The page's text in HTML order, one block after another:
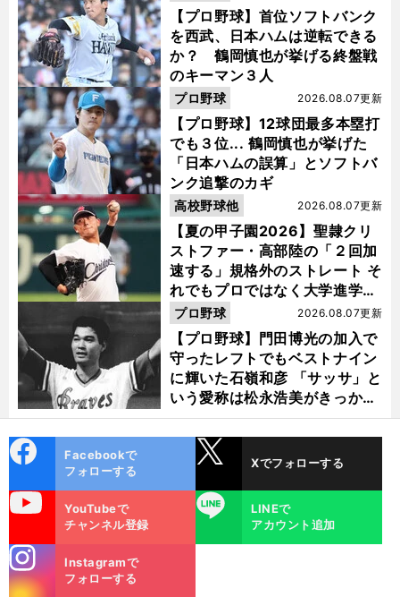
【プロ野球】首位ソフトバンク
を西武、日本ハムは逆転できる
か？ 鶴岡慎也が挙げる終盤戦
のキーマン３人
【プロ野球】12球団最多本塁打
でも３位... 鶴岡慎也が挙げた
「日本ハムの誤算」とソフトバ
ンク追撃のカギ
2026.08.07更新
プロ野球
【夏の甲子園2026】聖隷クリ
ストファー・高部陸の「２回加
速する」規格外のストレート そ
れでもプロではなく大学進学を
選ぶ理由
2026.08.07更新
高校野球他
【プロ野球】門田博光の加入で
守ったレフトでもベストナイン
に輝いた石嶺和彦 「サッサ」と
いう愛称は松永浩美がきっか
け？
2026.08.07更新
プロ野球
ok
Facebookで
フォローする
Xでフォローする
YouTubeで
チャンネル登録
LINE
LINEで
アカウント追加
m
Instagramで
フォローする